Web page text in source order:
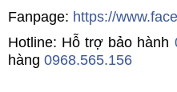
Fanpage: https://
Hotline: Hỗ trợ bảo hành
hàng 0968.565.156